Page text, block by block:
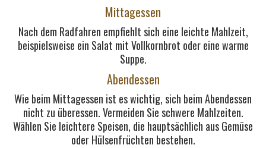
Mittagessen
Nach dem Radfahren empfiehlt sich eine leichte Mahlzeit,
beispielsweise ein Salat mit Vollkornbrot oder eine warme
Suppe.
Abendessen
Wie beim Mittagessen ist es wichtig, sich beim Abendessen
nicht zu überessen. Vermeiden Sie schwere Mahlzeiten.
Wählen Sie leichtere Speisen, die hauptsächlich aus Gemüse
oder Hülsenfrüchten bestehen.